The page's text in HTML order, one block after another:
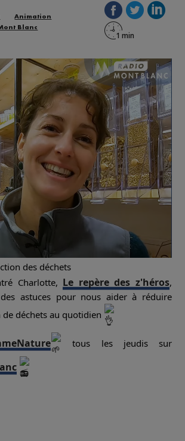
Animation
Blanc
des déchets
Charlotte, Le repère des z'héros,
astuces pour nous aider à réduire
déchets au quotidien
tous les jeudis sur